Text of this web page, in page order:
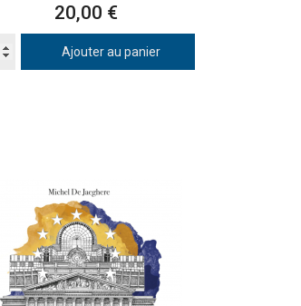
Prix
20,00 €
Ajouter au panier